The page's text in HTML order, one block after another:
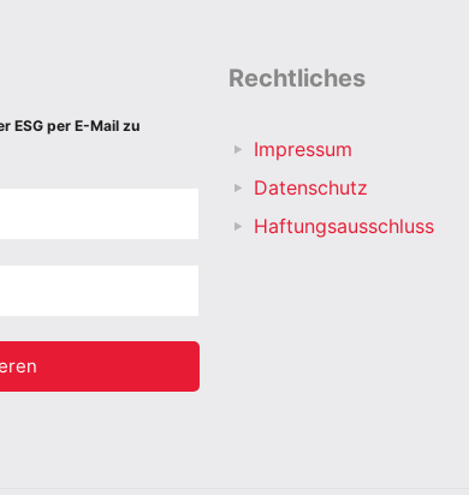
ESG per E-Mail zu
Rechtliches
Impressum
Datenschutz
Haftungsausschluss